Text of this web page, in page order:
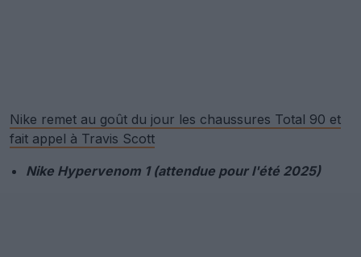
Nike remet au goût du jour les chaussures Total 90 et
fait appel à Travis Scott
Nike Hypervenom 1 (attendue pour l'été 2025)